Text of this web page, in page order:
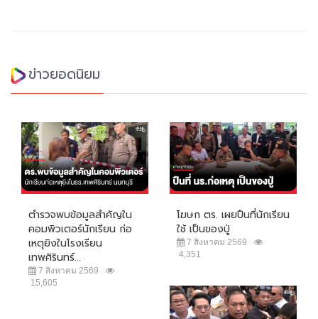
ข่าวยอดนิยม
ตำรวจพบข้อมูลสำคัญใน
คอมพิวเตอร์นักเรียน ก่อ
เหตุยิงในโรงเรียน
เทพศิรินทร์...
7 สิงหาคม 2569
15,605
โฆษก ตร. เผยปืนที่นักเรียน
ใช้ เป็นของปู่
7 สิงหาคม 2569
4,351